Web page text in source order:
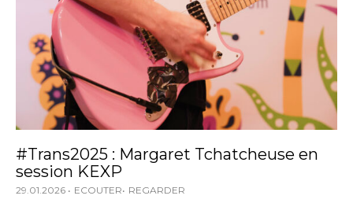
#Trans2025 : Margaret Tchatcheuse en
session KEXP
29.01.2026 ECOUTER REGARDER